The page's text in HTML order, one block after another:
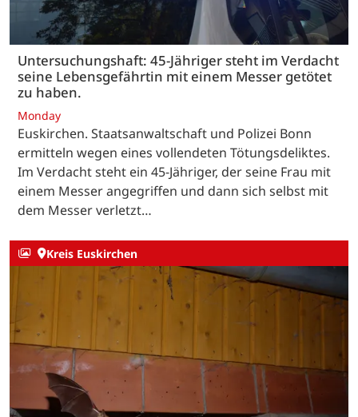
Untersuchungshaft: 45-Jähriger steht im Verdacht
seine Lebensgefährtin mit einem Messer getötet
zu haben.
Monday
Euskirchen. Staatsanwaltschaft und Polizei Bonn
ermitteln wegen eines vollendeten Tötungsdeliktes.
Im Verdacht steht ein 45-Jähriger, der seine Frau mit
einem Messer angegriffen und dann sich selbst mit
dem Messer verletzt…
Kreis Euskirchen